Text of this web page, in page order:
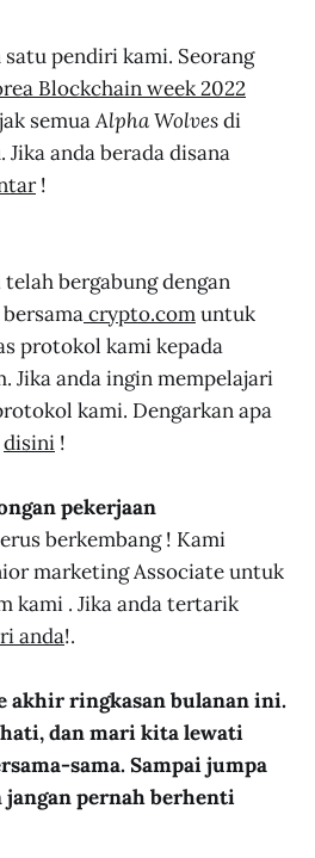
satu pendiri kami. Seorang
Blockchain week 2022
semuaAlpha Wolvesdi
anda berada disana
!
bergabung dengan
crypto.comuntuk
protokol kami kepada
Jika anda ingin mempelajari
kami. Dengarkan apa
disini !
pekerjaan
berkembang ! Kami
marketing Associate untuk
kami . Jika anda tertarik
anda!.
akhir ringkasan bulanan ini.
dan mari kita lewati
sama. Sampai jumpa
jangan pernah berhenti